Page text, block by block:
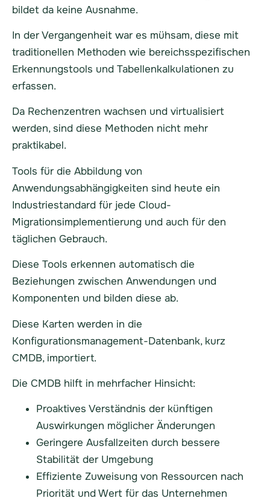
bildet da keine Ausnahme.
In der Vergangenheit war es mühsam, diese mit
traditionellen Methoden wie bereichsspezifischen
Erkennungstools und Tabellenkalkulationen zu
erfassen.
Da Rechenzentren wachsen und virtualisiert
werden, sind diese Methoden nicht mehr
praktikabel.
Tools für die Abbildung von
Anwendungsabhängigkeiten sind heute ein
Industriestandard für jede Cloud-
Migrationsimplementierung und auch für den
täglichen Gebrauch.
Diese Tools erkennen automatisch die
Beziehungen zwischen Anwendungen und
Komponenten und bilden diese ab.
Diese Karten werden in die
Konfigurationsmanagement-Datenbank, kurz
CMDB, importiert.
Die CMDB hilft in mehrfacher Hinsicht:
Proaktives Verständnis der künftigen
Auswirkungen möglicher Änderungen
Geringere Ausfallzeiten durch bessere
Stabilität der Umgebung
Effiziente Zuweisung von Ressourcen nach
Priorität und Wert für das Unternehmen